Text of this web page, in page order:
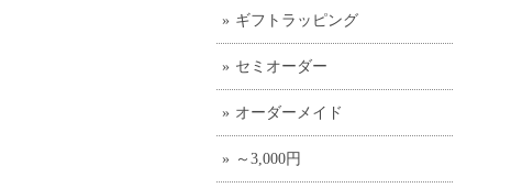
ギフトラッピング
セミオーダー
オーダーメイド
～3,000円